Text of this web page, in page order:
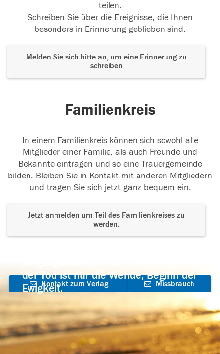
teilen.
Schreiben Sie über die Ereignisse, die Ihnen
besonders in Erinnerung geblieben sind.
Melden Sie sich bitte an, um eine Erinnerung zu
schreiben
Familienkreis
In einem Familienkreis können sich sowohl alle
Mitglieder einer Familie, als auch Freunde und
Bekannte eintragen und so eine Trauergemeinde
bilden. Bleiben Sie in Kontakt mit anderen Mitgliedern
und tragen Sie sich jetzt ganz bequem ein.
Jetzt anmelden um Teil des Familienkreises zu
werden.
der Tod ist nur die Wende, Beginn der
Ewigkeit.
Kontakt zum Verlag
aufnehmen
Missbrauch